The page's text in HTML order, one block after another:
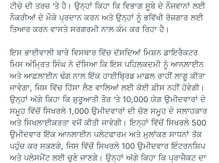
ਟੀਚੇ ਦੀ ਤਰਜ਼ ‘ਤੇ ਹੈ। ਉਨ੍ਹਾਂ ਕਿਹਾ ਕਿ ਵਿਭਾਗ ਸੂਬੇ ਦੇ ਨੌਜਵਾਨਾਂ ਲਈ
ਨੌਕਰੀਆਂ ਦੇ ਮੌਕੇ ਪ੍ਰਦਾਨ ਕਰਨ ਅਤੇ ਉਨ੍ਹਾਂ ਨੂੰ ਭਵਿੱਖੀ ਰੋਜ਼ਗਾਰ ਲਈ
ਤਿਆਰ ਕਰਨ ਵਾਸਤੇ ਸਰਗਰਮੀ ਨਾਲ ਕੰਮ ਕਰ ਰਿਹਾ ਹੈ।
ਇਸ ਭਾਈਵਾਲੀ ਬਾਰੇ ਵਿਸਥਾਰ ਵਿੱਚ ਦੱਸਦਿਆਂ ਮਿਸ਼ਨ ਡਾਇਰੈਕਟਰ
ਮਿਸ ਅੰਮ੍ਰਿਤ ਸਿੰਘ ਨੇ ਦੱਸਿਆ ਕਿ ਇਸ ਪਹਿਲਕਦਮੀ ਨੂੰ ਆਨਲਾਈਨ
ਅਤੇ ਆਫ਼ਲਾਈਨ ਢੰਗ ਨਾਲ ਇੱਕ ਹਾਈਬ੍ਰਿਡ ਮਾਡਲ ਰਾਹੀਂ ਲਾਗੂ ਕੀਤਾ
ਜਾਵੇਗਾ, ਜਿਸ ਵਿੱਚ ਹਿੱਸਾ ਲੈਣ ਵਾਲਿਆਂ ਲਈ ਕੋਈ ਫ਼ੀਸ ਨਹੀਂ ਹੋਵੇਗੀ।
ਉਨ੍ਹਾਂ ਅੱਗੇ ਕਿਹਾ ਕਿ ਸ਼ੁਰੂਆਤੀ ਤੌਰ ‘ਤੇ 10,000 ਯੋਗ ਉਮੀਦਵਾਰਾਂ ਦੇ
ਸਮੂਹ ਵਿੱਚੋਂ ਸਿਖਰਲੇ 1,000 ਉਮੀਦਵਾਰਾਂ ਦੀ ਚੋਣ ਸਮੂਹ ਦੇ ਸਲਾਹਕਾਰ
ਅਤੇ ਸਿਖਲਾਈਕਰਤਾ ਵਜੋਂ ਕੀਤੀ ਜਾਵੇਗੀ। ਇਨ੍ਹਾਂ ਵਿੱਚੋਂ ਸਿਖਰਲੇ 500
ਉਮੀਦਵਾਰ ਇੱਕ ਆਨਲਾਈਨ ਪਲੇਟਫਾਰਮ ਅਤੇ ਮੁਲਾਂਕਣ ਸਾਧਨਾਂ ਤੱਕ
ਪਹੁੰਚ ਕਰ ਸਕਣਗੇ, ਜਿਸ ਵਿੱਚੋਂ ਸਿਖਰਲੇ 100 ਉਮੀਦਵਾਰ ਇੰਟਰਨਸ਼ਿਪ
ਅਤੇ ਪਲੇਸਮੈਂਟ ਲਈ ਚੁਣੇ ਜਾਣਗੇ। ਉਨ੍ਹਾਂ ਅੱਗੇ ਕਿਹਾ ਕਿ ਪ੍ਰਾਜੈਕਟ ਦਾ